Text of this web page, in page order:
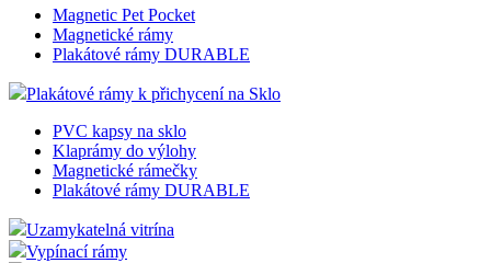
Magnetic Pet Pocket
Magnetické rámy
Plakátové rámy DURABLE
Plakátové rámy k přichycení na Sklo
PVC kapsy na sklo
Klaprámy do výlohy
Magnetické rámečky
Plakátové rámy DURABLE
Uzamykatelná vitrína
Vypínací rámy